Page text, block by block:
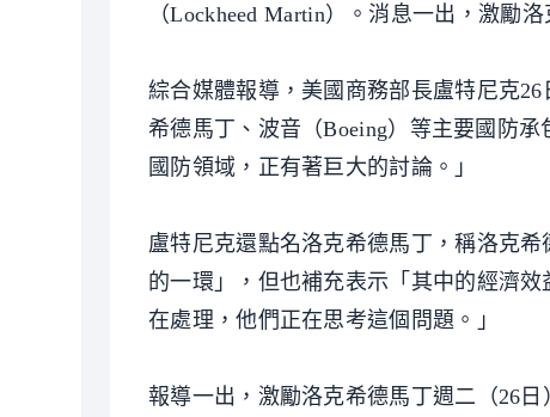
（Lockheed Martin）。消息一出，激勵
綜合媒體報導，美國商務部長盧特尼克
希德馬丁、波音（Boeing）等主要國防
國防領域，正有著巨大的討論。」
盧特尼克還點名洛克希德馬丁，稱洛克
的一環」，但也補充表示「其中的經濟
在處理，他們正在思考這個問題。」
報導一出，激勵洛克希德馬丁週二（26